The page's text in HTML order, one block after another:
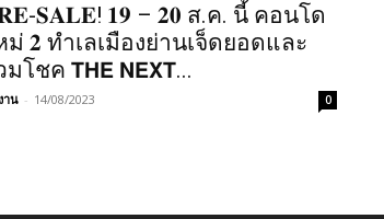
𝐒𝐀𝐋𝐄! 𝟏𝟗 – 𝟐𝟎 ส.ค. นี้ คอนโด
ม่ 𝟐 ทำเลเมืองย่านเจ็ดยอดและ
มโชค 𝗧𝗛𝗘 𝗡𝗘𝗫𝗧...
าน - 14/08/2023 0